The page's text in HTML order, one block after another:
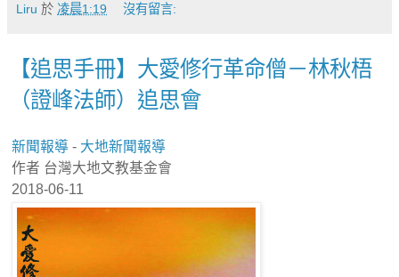
Liru 於 凌晨1:19 沒有留言:
【追思手冊】大愛修行革命僧－林秋梧
（證峰法師）追思會
新聞報導 - 大地新聞報導
作者 台灣大地文教基金會
2018-06-11